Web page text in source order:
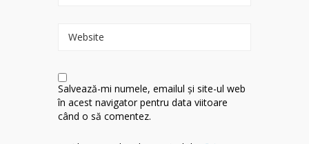
Website
Salvează-mi numele, emailul și site-ul web
în acest navigator pentru data viitoare
când o să comentez.